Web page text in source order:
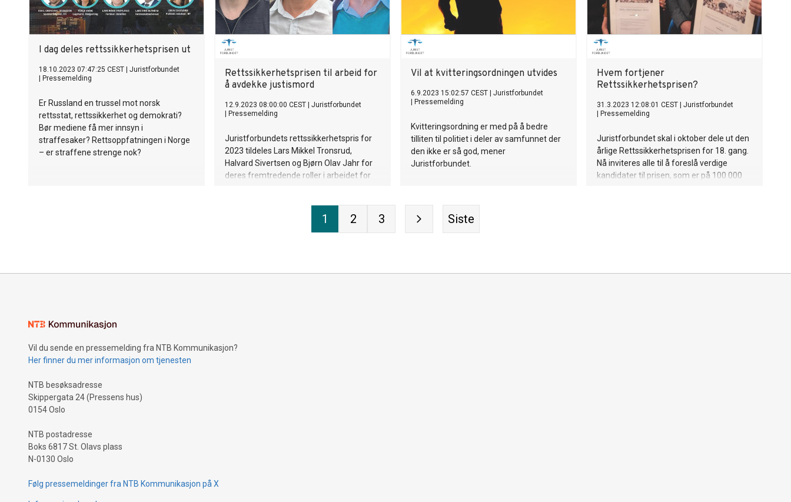
I dag deles rettssikkerhetsprisen ut
18.10.2023 07:47:25 CEST
Juristforbundet
Pressemelding
Er Russland en trussel mot norsk
rettsstat, rettssikkerhet og demokrati?
Bør mediene få mer innsyn i
straffesaker? Rettsoppfatningen i Norge
– er straffene strenge nok?
Rettssikkerhetsprisen til arbeid for
å avdekke justismord
12.9.2023 08:00:00 CEST
Juristforbundet
Pressemelding
Juristforbundets rettssikkerhetspris for
2023 tildeles Lars Mikkel Tronsrud,
Halvard Sivertsen og Bjørn Olav Jahr for
deres fremtredende roller i arbeidet for
også for sitt arbeid i Birgitte Tengs-saken.
Vil at kvitteringsordningen utvides
6.9.2023 15:02:57 CEST
Juristforbundet
Pressemelding
Kvitteringsordning er med på å bedre
tilliten til politiet i deler av samfunnet der
den ikke er så god, mener
Juristforbundet.
Hvem fortjener
Rettssikkerhetsprisen?
31.3.2023 12:08:01 CEST
Juristforbundet
Pressemelding
Juristforbundet skal i oktober dele ut den
årlige Rettssikkerhetsprisen for 18. gang.
Nå inviteres alle til å foreslå verdige
kandidater til prisen, som er på 100 000
1 2 3 Siste
Vil du sende en pressemelding fra NTB Kommunikasjon?
Her finner du mer informasjon om tjenesten
NTB besøksadresse
Skippergata 24 (Pressens hus)
0154 Oslo
NTB postadresse
Boks 6817 St. Olavs plass
N-0130 Oslo
Følg pressemeldinger fra NTB Kommunikasjon på X